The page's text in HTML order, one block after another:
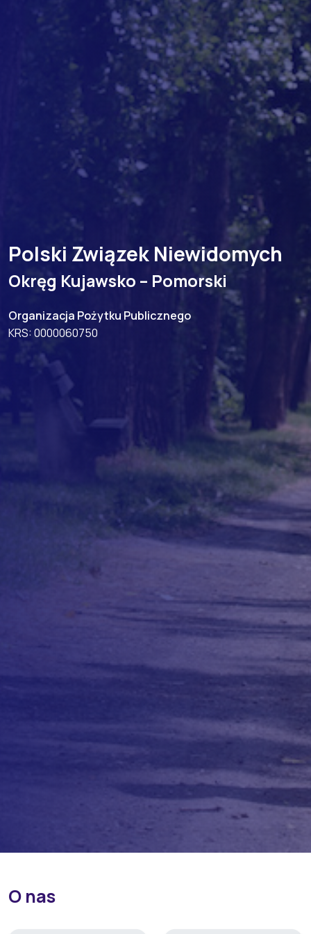
Polski Związek Niewidomych
Okręg Kujawsko – Pomorski
Organizacja Pożytku Publicznego
KRS: 0000060750
O nas